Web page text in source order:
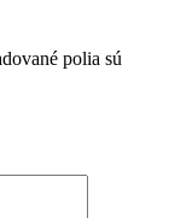
polia sú